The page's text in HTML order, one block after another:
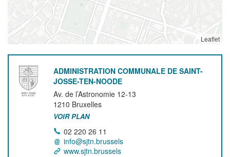
Leaflet
ADMINISTRATION COMMUNALE DE SAINT-
JOSSE-TEN-NOODE
Av. de l’Astronomie 12-13
1210 Bruxelles
VOIR PLAN
02 220 26 11
info@sjtn.brussels
www.sjtn.brussels